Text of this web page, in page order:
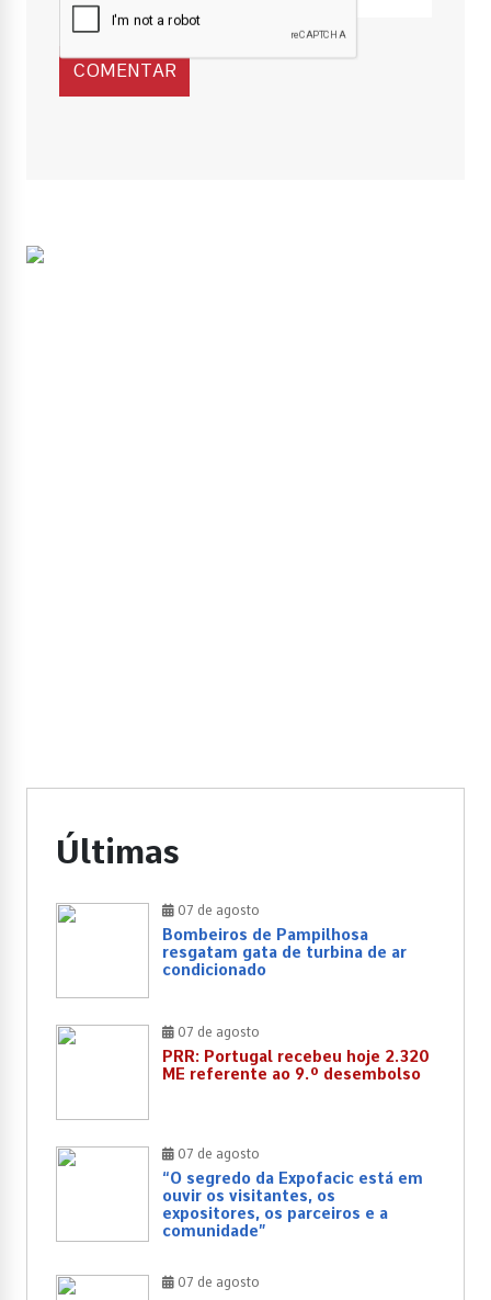
Últimas
07 de agosto
Bombeiros de Pampilhosa
resgatam gata de turbina de ar
condicionado
07 de agosto
PRR: Portugal recebeu hoje 2.320
ME referente ao 9.º desembolso
07 de agosto
“O segredo da Expofacic está em
ouvir os visitantes, os
expositores, os parceiros e a
comunidade”
07 de agosto